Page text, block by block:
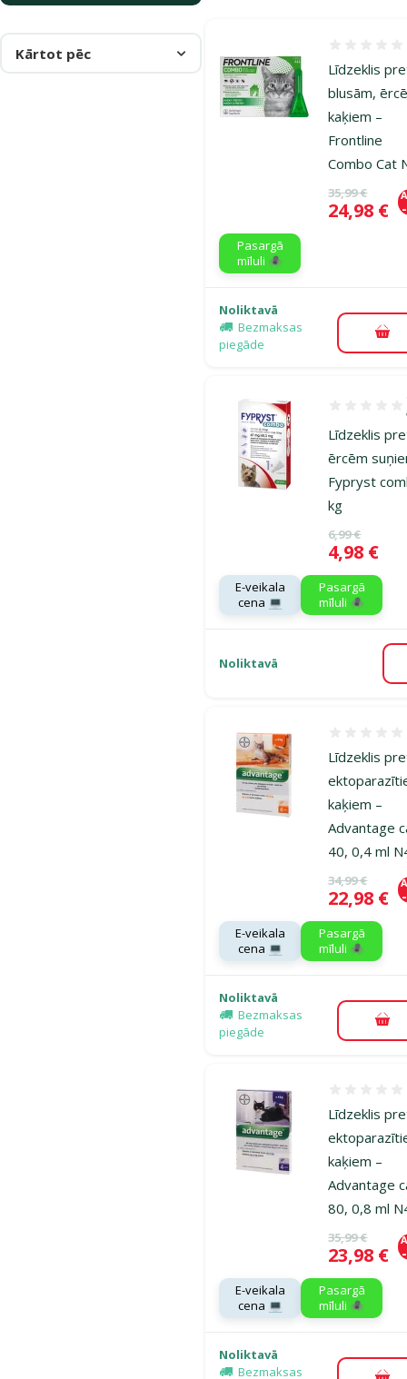
Kārtot pēc
Līdzeklis
blusām,
kaķiem –
Frontline
Combo Cat
Oriģinālā
35,99 €
Cena
24,98 €
Pasargā
mīluli 🕷️
Noliktavā
Bezmaksas
piegāde
Līdzeklis
ērcēm
Fypryst
kg
Oriģinālā
6,99 €
Cena
4,98 €
E-veikala
cena 💻
Pasargā
mīluli 🕷️
Noliktavā
Līdzeklis
kaķiem –
Advantage
40, 0,4 ml
Oriģinālā
34,99 €
Cena
22,98 €
E-veikala
cena 💻
Pasargā
mīluli 🕷️
Noliktavā
Bezmaksas
piegāde
Līdzeklis
kaķiem –
Advantage
80, 0,8 ml
Oriģinālā
35,99 €
Cena
23,98 €
E-veikala
cena 💻
Pasargā
mīluli 🕷️
Noliktavā
Bezmaksas